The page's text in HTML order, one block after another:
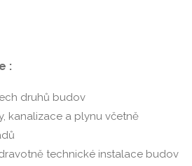
:
druhů budov
kanalizace a plynu včetně
technické instalace budov